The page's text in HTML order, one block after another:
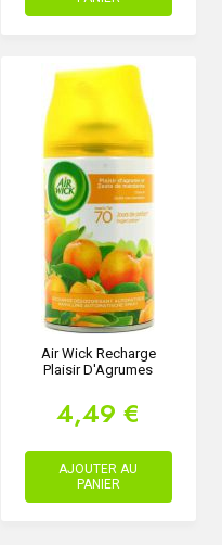
Air Wick Recharge
Plaisir D'Agrumes
4,49 €
AJOUTER AU
PANIER